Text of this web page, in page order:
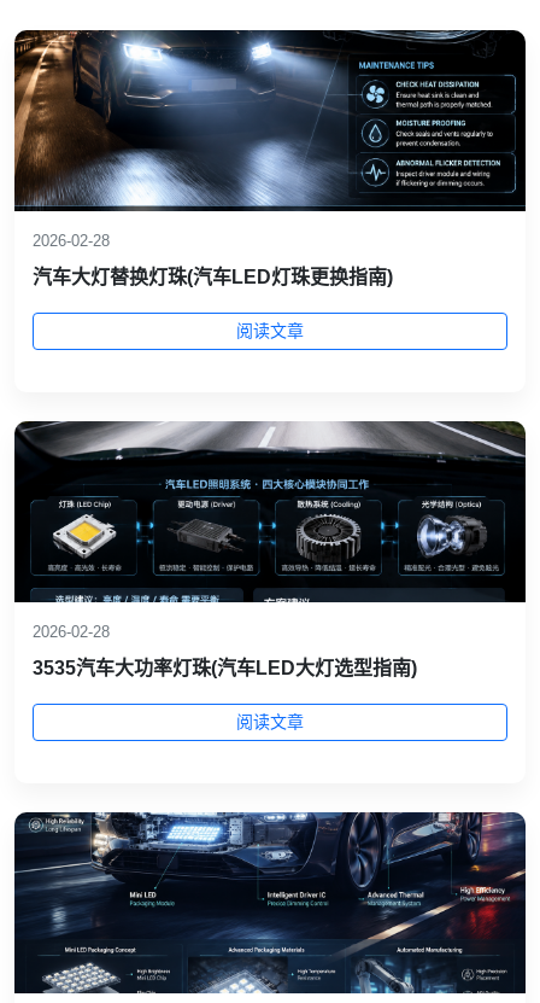
2026-02-28
汽车大灯替换灯珠(汽车LED灯珠更换指南)
阅读文章
2026-02-28
3535汽车大功率灯珠(汽车LED大灯选型指南)
阅读文章